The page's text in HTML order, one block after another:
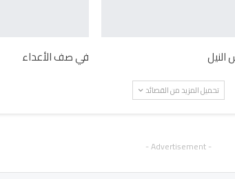
في صف الأعداء
تحميل المزيد من القصائد
- Advertisement -